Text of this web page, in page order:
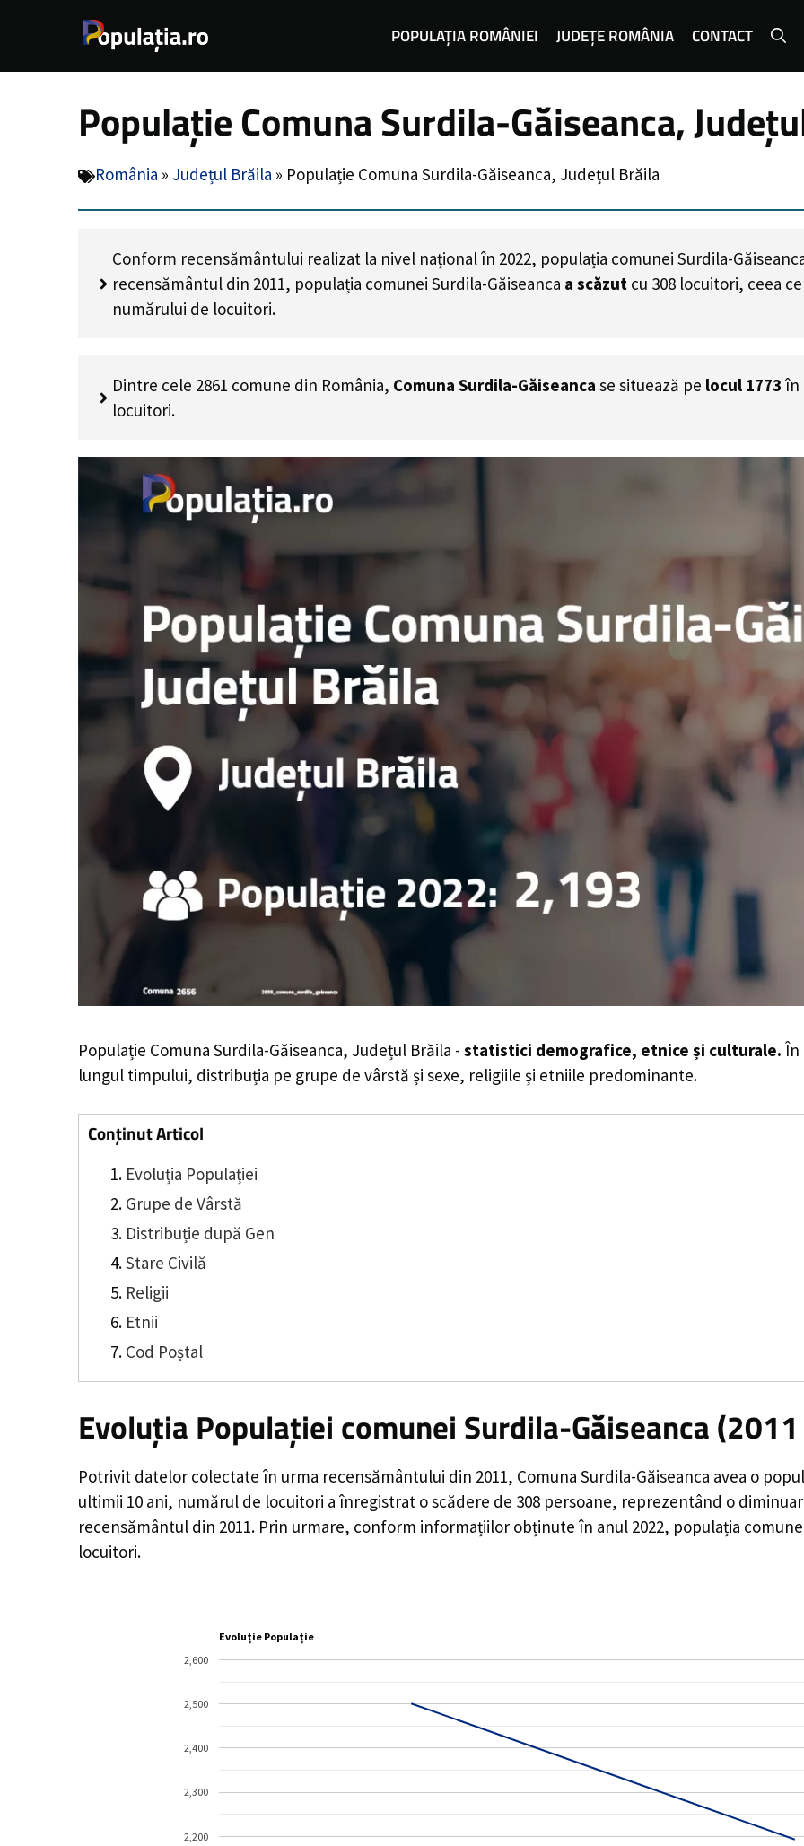
POPULAȚIA ROMÂNIEI JUDEȚE ROMÂNIA CONTACT
Populație Comuna Surdila-Găiseanca,
România » Județul Brăila » Populație Comuna Surdila-Găiseanca, Județul Brăila
Conform recensământului realizat la nivel național în 2022, populația comunei Surdila-
recensământul din 2011, populația comunei Surdila-Găiseanca a scăzut cu 308 locuitori, ceea
numărului de locuitori.
Dintre cele 2861 comune din România, Comuna Surdila-Găiseanca se situează pe locul 1773 în
locuitori.
Populație Comuna Surdila-Găiseanca, Județul Brăila - statistici demografice, etnice și culturale. În
lungul timpului, distribuția pe grupe de vârstă și sexe, religiile și etniile predominante.
Conținut Articol
Evoluția Populației
Grupe de Vârstă
Distribuție după Gen
Stare Civilă
Religii
Etnii
Cod Poștal
Evoluția Populației comunei Surdila-Găiseanca
Potrivit datelor colectate în urma recensământului din 2011, Comuna Surdila-Găiseanca avea o
ultimii 10 ani, numărul de locuitori a înregistrat oscădere de 308 persoane, reprezentând o
recensământul din 2011. Prin urmare, conform informațiilor obținute în anul 2022, populația
locuitori.
Evoluție Populație
2,200
2,300
2,400
2,500
2,600